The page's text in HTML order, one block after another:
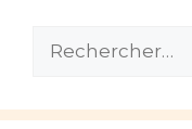
Rechercher :